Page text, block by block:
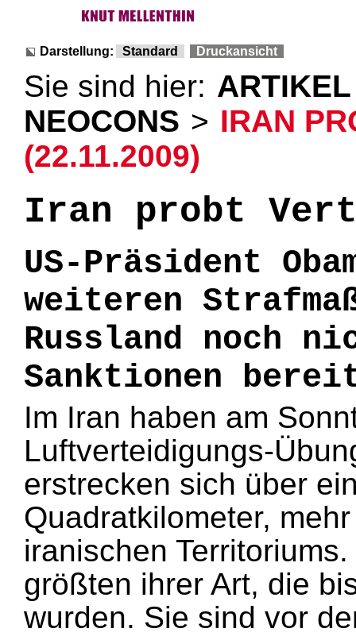
Darstellung: Standard Druckansicht
Sie sind hier: ARTIKEL
NEOCONS > IRAN
(22.11.2009)
Iran probt
US-Präsident
weiteren
Russland noch
Sanktionen
Im Iran haben am
Luftverteidigungs-
erstrecken sich über
Quadratkilometer,
iranischen
größten ihrer Art, die
wurden. Sie sind vor